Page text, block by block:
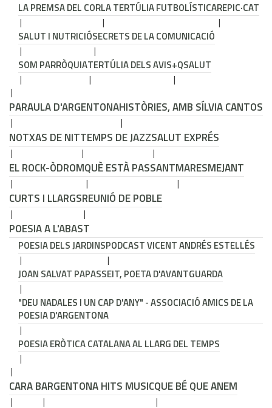
LA PREMSA DEL CORLA TERTÚLIA FUTBOLÍSTICAREPIC·CAT
SALUT I NUTRICIÓSECRETS DE LA COMUNICACIÓ
SOM PARRÒQUIATERTÚLIA DELS AVIS+QSALUT
PARAULA D'ARGENTONAHISTÒRIES, AMB SÍLVIA CANTOS
NOTXAS DE NITTEMPS DE JAZZSALUT EXPRÉS
EL ROCK-ÒDROMQUÈ ESTÀ PASSANTMARESMEJANT
CURTS I LLARGSREUNIÓ DE POBLE
POESIA A L'ABAST
POESIA DELS JARDINSPODCAST VICENT ANDRÉS ESTELLÉS
JOAN SALVAT PAPASSEIT, POETA D'AVANTGUARDA
"DEU NADALES I UN CAP D'ANY" - ASSOCIACIÓ AMICS DE LA
POESIA D'ARGENTONA
POESIA ERÒTICA CATALANA AL LLARG DEL TEMPS
CARA BARGENTONA HITS MUSICQUE BÉ QUE ANEM